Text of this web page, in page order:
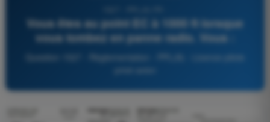
Vous êtes au point EC à 1000 ft lorsque
vous tombez en panne radio. Vous :